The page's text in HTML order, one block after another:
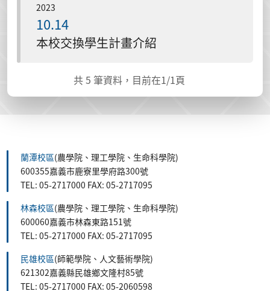
2023
10.14
本校交換學生計畫介紹
共5 筆資料，目前在1/1頁
蘭潭校區(農學院、理工學院、生命科學院)
600355嘉義市鹿寮里學府路300號
TEL: 05-2717000 FAX: 05-2717095
林森校區(農學院、理工學院、生命科學院)
600060嘉義市林森東路151號
TEL: 05-2717000 FAX: 05-2717095
民雄校區(師範學院、人文藝術學院)
621302嘉義縣民雄鄉文隆村85號
TEL: 05-2717000 FAX: 05-2060598